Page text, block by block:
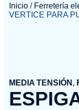
MEDIA TENSIÓN ,
Inicio / Ferretería
VERTICE PARA